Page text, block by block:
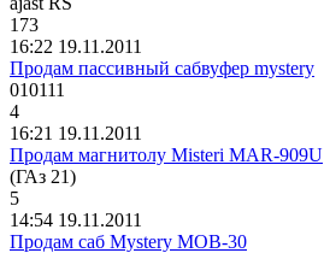
173
16:22 19.11.2011
Продам пассивный сабвуфер mystery
010111
4
16:21 19.11.2011
Продам магнитолу Misteri MAR-909U
(ГАз 21)
5
14:54 19.11.2011
Продам саб Mystery MOB-30